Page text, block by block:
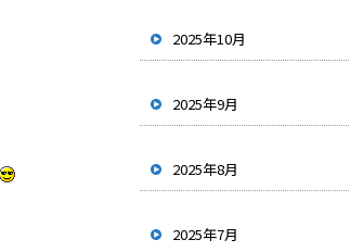
2025年10月
2025年9月
2025年8月
2025年7月